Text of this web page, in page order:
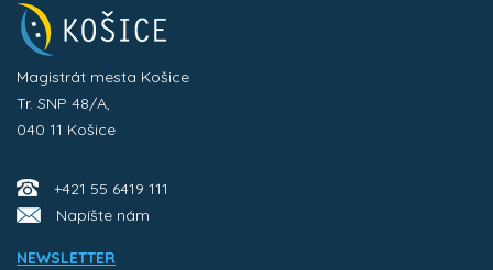
Magistrát mesta Košice
Tr. SNP 48/A,
040 11 Košice
+421 55 6419 111
Napíšte nám
NEWSLETTER